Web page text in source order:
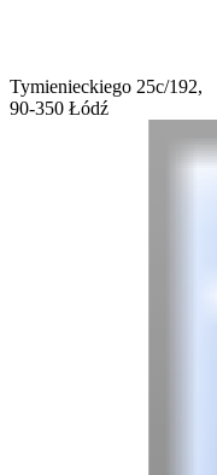
Tymienieckiego 25c/192,
90-350 Łódź